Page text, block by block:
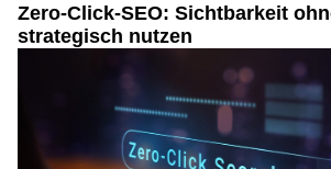
Zero-Click-SEO: Sichtbarkeit
strategisch nutzen